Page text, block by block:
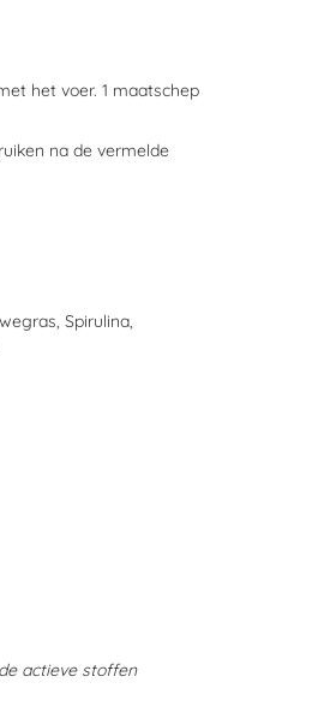
het voer. 1 maatschep
na de vermelde
Spirulina,
actieve stoffen